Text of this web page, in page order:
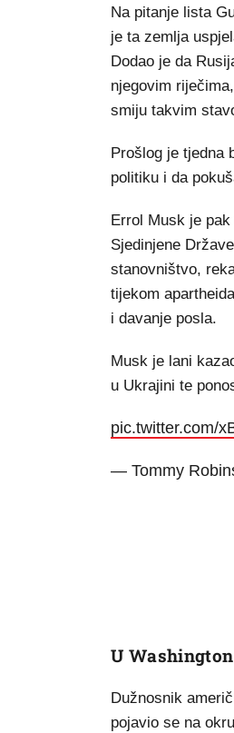
Na pitanje lista
je ta zemlja
Dodao je da
njegovim
smiju takvim
Prošlog je tjedna
politiku i da
Errol Musk je
Sjedinjene
stanovništvo,
tijekom
i davanje posla.
Musk je lani
u Ukrajini te
pic.twitter.com/
— Tommy
U
Dužnosnik
pojavio se na